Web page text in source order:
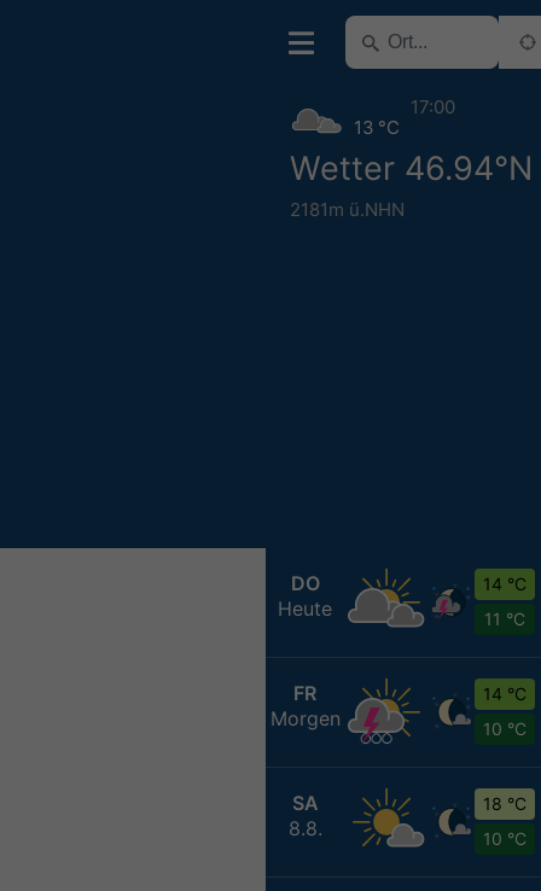
Wetter 46.94°N
2181m ü.NHN
13 °C
17:00
DO
Heute
14 °C
11 °C
FR
Morgen
14 °C
10 °C
SA
8.8.
18 °C
10 °C